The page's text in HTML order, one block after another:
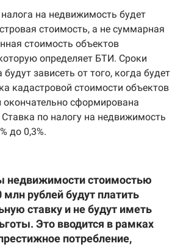
на недвижимость будет
стоимость, а не суммарная
стоимость объектов
определяет БТИ. Сроки
зависеть от того, когда будет
кадастровой стоимости объектов
сформирована
Ставка по налогу на недвижимость
до 0,3%.
недвижимости стоимостью
рублей будут платить
ставку и не будут иметь
Это вводится в рамках
потребление,